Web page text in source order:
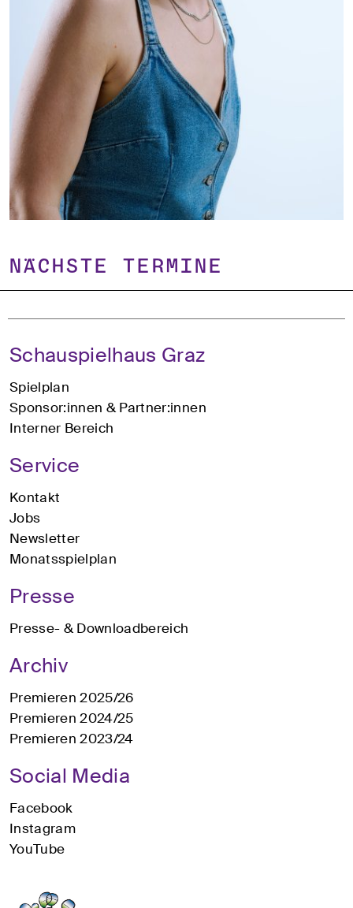
NÄCHSTE TERMINE
Schauspielhaus Graz
Spielplan
Sponsor:innen & Partner:innen
Interner Bereich
Service
Kontakt
Jobs
Newsletter
Monatsspielplan
Presse
Presse- & Downloadbereich
Archiv
Premieren 2025/26
Premieren 2024/25
Premieren 2023/24
Social Media
Facebook
Instagram
YouTube